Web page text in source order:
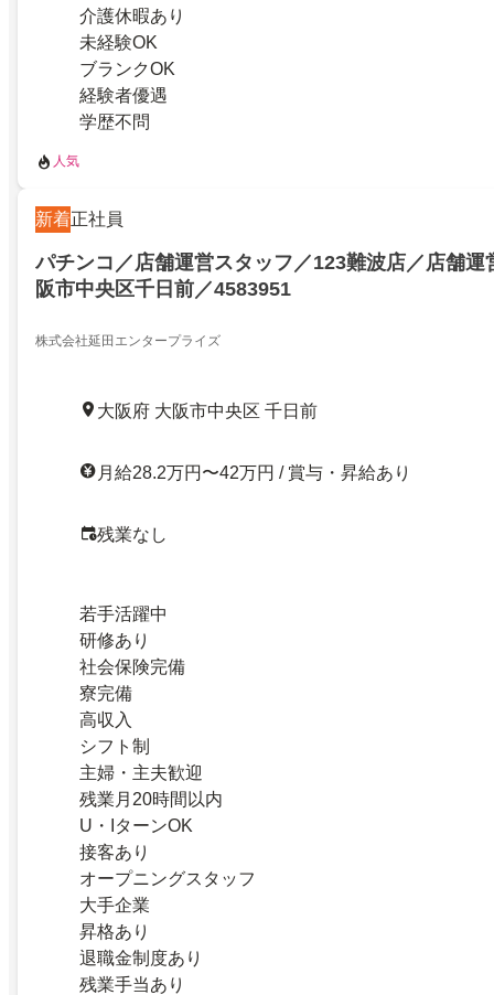
介護休暇あり
未経験OK
ブランクOK
経験者優遇
学歴不問
人気
新着正社員
パチンコ／店舗運営スタッフ／123難波店／店舗運
阪市中央区千日前／4583951
株式会社延田エンタープライズ
大阪府 大阪市中央区 千日前
月給28.2万円〜42万円 / 賞与・昇給あり
残業なし
若手活躍中
研修あり
社会保険完備
寮完備
高収入
シフト制
主婦・主夫歓迎
残業月20時間以内
U・IターンOK
接客あり
オープニングスタッフ
大手企業
昇格あり
退職金制度あり
残業手当あり